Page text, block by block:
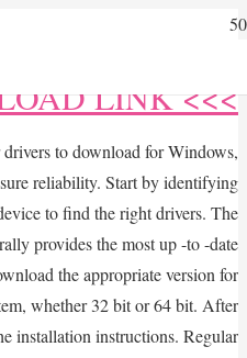
>>> DOWNLOAD LINK
to download for Windows,
reliability. Start by identifying
to find the right drivers. The
provides the most up -to -date
the appropriate version for
whether 32 bit or 64 bit. After
installation instructions. Regular